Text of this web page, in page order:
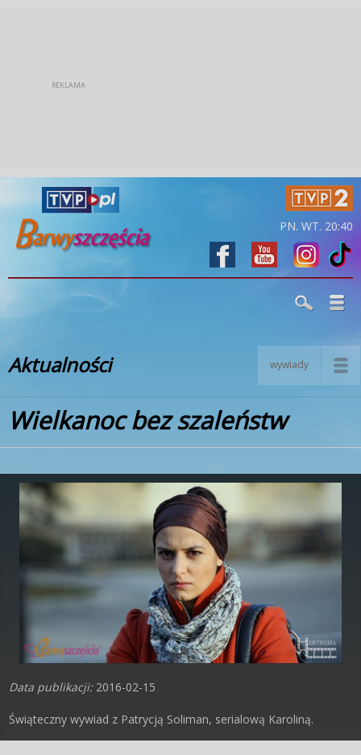
PN. WT. 20:40
Aktualności wywiady
Wielkanoc bez szaleństw
Data publikacji: 2016-02-15
Świąteczny wywiad z Patrycją Soliman, serialową Karoliną.